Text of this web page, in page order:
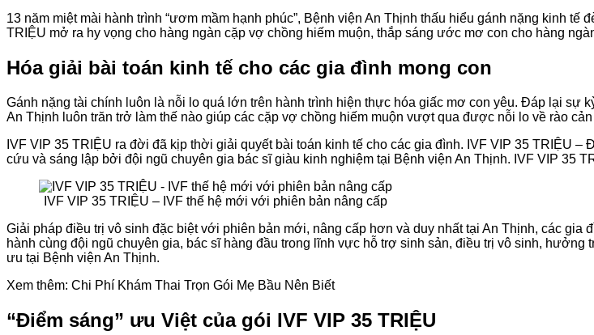
13 năm miệt mài hành trình “ươm mầm hạnh phúc”, Bệnh viện An Thịnh thấu hiểu gánh nặng kinh
TRIỆU mở ra hy vọng cho hàng ngàn cặp vợ chồng hiếm muộn, thắp sáng ước mơ con cho hàng
Hóa giải bài toán kinh tế cho các gia đình mong con
Gánh nặng tài chính luôn là nỗi lo quá lớn trên hành trình hiện thực hóa giấc mơ con yêu. Đáp lại sự
An Thịnh luôn trăn trở làm thế nào giúp các cặp vợ chồng hiếm muộn vượt qua được nỗi lo về rào
IVF VIP 35 TRIỆU ra đời đã kịp thời giải quyết bài toán kinh tế cho các gia đình. IVF VIP 35 TRIỆU
cứu và sáng lập bởi đội ngũ chuyên gia bác sĩ giàu kinh nghiệm tại Bệnh viện An Thịnh. IVF VIP 35
IVF VIP 35 TRIỆU – IVF thế hệ mới với phiên bản nâng cấp
Giải pháp điều trị vô sinh đặc biệt với phiên bản mới, nâng cấp hơn và duy nhất tại An Thịnh, các
hành cùng đội ngũ chuyên gia, bác sĩ hàng đầu trong lĩnh vực hỗ trợ sinh sản, điều trị vô sinh,
ưu tại Bệnh viện An Thịnh.
Xem thêm: Chi Phí Khám Thai Trọn Gói Mẹ Bầu Nên Biết
“Điểm sáng” ưu Việt của gói IVF VIP 35 TRIỆU